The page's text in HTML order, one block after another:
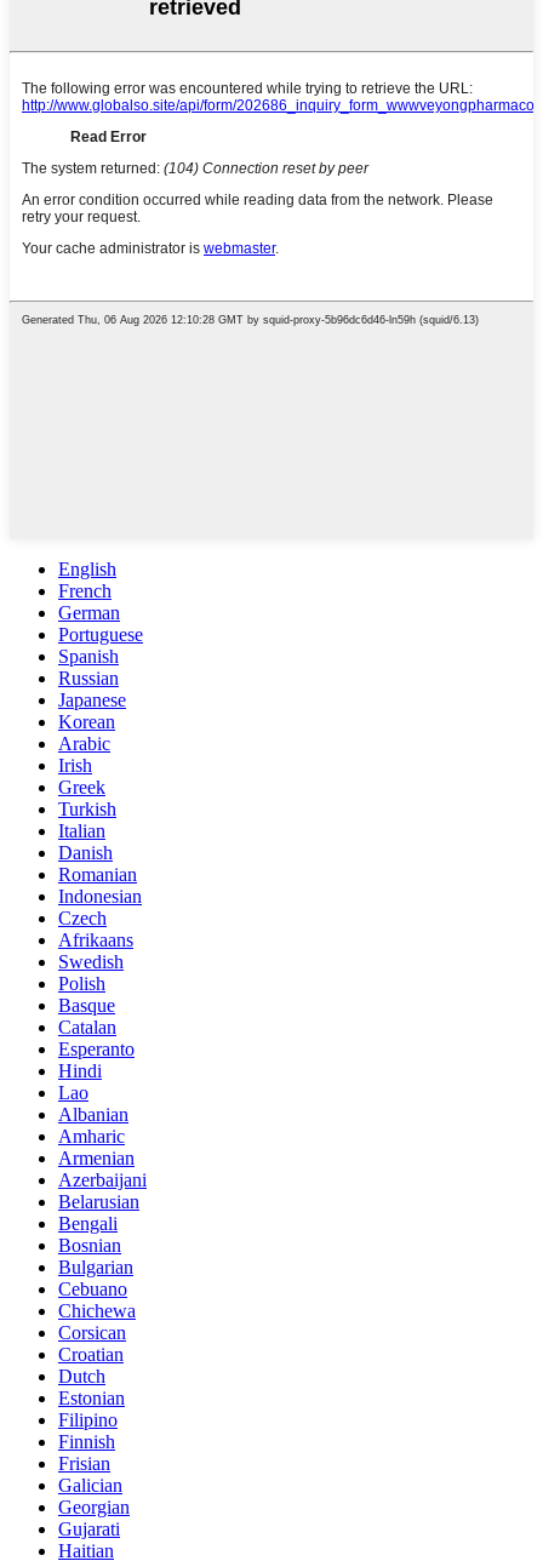
English
French
German
Portuguese
Spanish
Russian
Japanese
Korean
Arabic
Irish
Greek
Turkish
Italian
Danish
Romanian
Indonesian
Czech
Afrikaans
Swedish
Polish
Basque
Catalan
Esperanto
Hindi
Lao
Albanian
Amharic
Armenian
Azerbaijani
Belarusian
Bengali
Bosnian
Bulgarian
Cebuano
Chichewa
Corsican
Croatian
Dutch
Estonian
Filipino
Finnish
Frisian
Galician
Georgian
Gujarati
Haitian